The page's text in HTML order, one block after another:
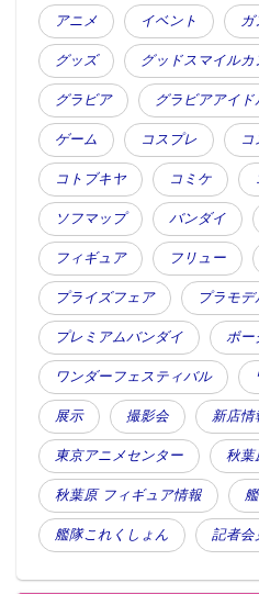
アニメ イベント
グッズ グッドスマイルカ
グラビア グラビアアイド
ゲーム コスプレ
コトブキヤ コミケ
ソフマップ バンダイ
フィギュア フリュー
プライズフェア プラモデ
プレミアムバンダイ ボー
ワンダーフェスティバル
展示 撮影会 新店情
東京アニメセンター 秋葉
秋葉原 フィギュア情報
艦隊これくしょん 記者会